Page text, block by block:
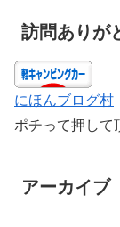
訪問ありが
にほんブログ村
ポチって押して
アーカイブ